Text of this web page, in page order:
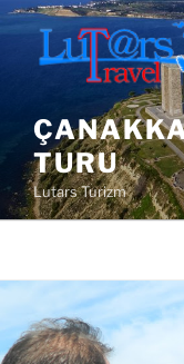
İçeriğe
geç
TURU
Lutars Turizm